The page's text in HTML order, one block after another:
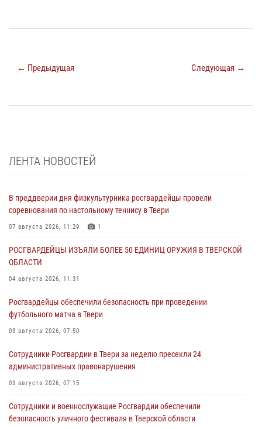
← Предыдущая Следующая →
ЛЕНТА НОВОСТЕЙ
В преддверии дня физкультурника росгвардейцы провели
соревнования по настольному теннису в Твери
07 августа 2026, 11:29 1
РОСГВАРДЕЙЦЫ ИЗЪЯЛИ БОЛЕЕ 50 ЕДИНИЦ ОРУЖИЯ В ТВЕРСКОЙ
ОБЛАСТИ
04 августа 2026, 11:31
Росгвардейцы обеспечили безопасность при проведении
футбольного матча в Твери
03 августа 2026, 07:50
Сотрудники Росгвардии в Твери за неделю пресекли 24
административных правонарушения
03 августа 2026, 07:15
Сотрудники и военнослужащие Росгвардии обеспечили
безопасность уличного фестиваля в Тверской области